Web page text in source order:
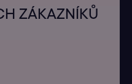
ZÁKAZNÍKŮ